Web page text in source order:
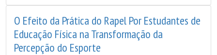
O Efeito da Prática do Rapel Por Estudantes de
Educação Física na Transformação da
Percepção do Esporte